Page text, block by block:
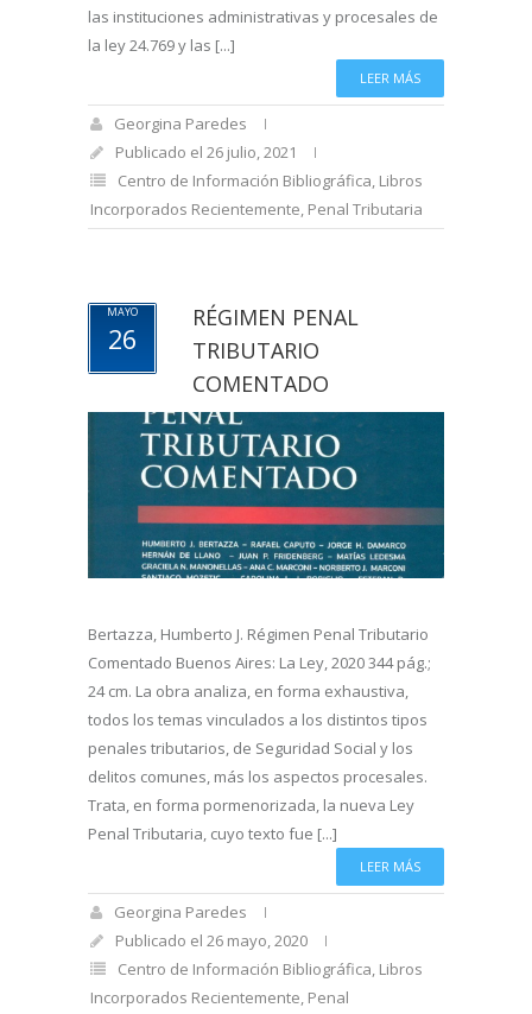
las instituciones administrativas y procesales de
la ley 24.769 y las [...]
LEER MÁS
Georgina Paredes
Publicado el 26 julio, 2021
Centro de Información Bibliográfica Libros
Incorporados Recientemente Penal Tributaria
MAYO
26
RÉGIMEN PENAL
TRIBUTARIO
COMENTADO
Bertazza, Humberto J. Régimen Penal Tributario
Comentado Buenos Aires: La Ley, 2020 344 pág.;
24 cm. La obra analiza, en forma exhaustiva,
todos los temas vinculados a los distintos tipos
penales tributarios, de Seguridad Social y los
delitos comunes, más los aspectos procesales.
Trata, en forma pormenorizada, la nueva Ley
Penal Tributaria, cuyo texto fue [...]
LEER MÁS
Georgina Paredes
Publicado el 26 mayo, 2020
Centro de Información Bibliográfica, Libros
Incorporados Recientemente, Penal